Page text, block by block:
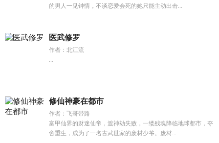
的男人一见钟情，不谈恋爱会死的她只能主动出击...
医武修罗
作者：北江流
...
修仙神豪在都市
作者：飞哥带路
富甲仙界的财迷仙帝，渡神劫失败，一缕残魂降临地球都市，夺
舍重生，成为了一名古武世家的废材少爷。废材...